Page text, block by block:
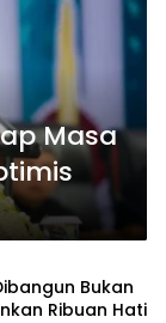
Masa
Bukan
Ribuan Hati